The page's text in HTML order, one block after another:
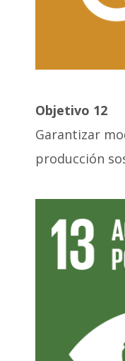
Objetivo 12
Garantizar
producción